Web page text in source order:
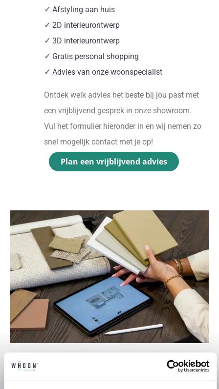
✓ Afstyling aan huis
✓ 2D interieurontwerp
✓ 3D interieurontwerp
✓ Gratis personal shopping
✓ Advies van onze woonspecialist
Ontdek welk advies het beste bij jou past met
een vrijblijvend gesprek in onze showroom.
Vul het formulier hieronder in en wij nemen zo
snel mogelijk contact met je op!
Plan een vrijblijvend advies
Professioneel interieuradvies